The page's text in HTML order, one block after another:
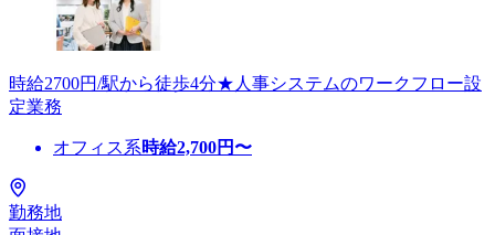
時給2700円/駅から徒歩4分★人事システムのワークフロー設
定業務
オフィス系時給2,700円〜
勤務地